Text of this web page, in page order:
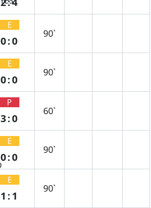
E
0:0
90`
E
0:0
90`
P
3:0
60`
E
0:0
90`
E
1:1
90`